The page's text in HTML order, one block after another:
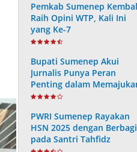
Pemkab Sumenep
Raih Opini WTP, Kali Ini
yang Ke-7
Bupati Sumenep Akui
Jurnalis Punya Peran
Penting dalam
Daerah
PWRI Sumenep Rayakan
HSN 2025 dengan Berbagi
pada Santri Tahfidz